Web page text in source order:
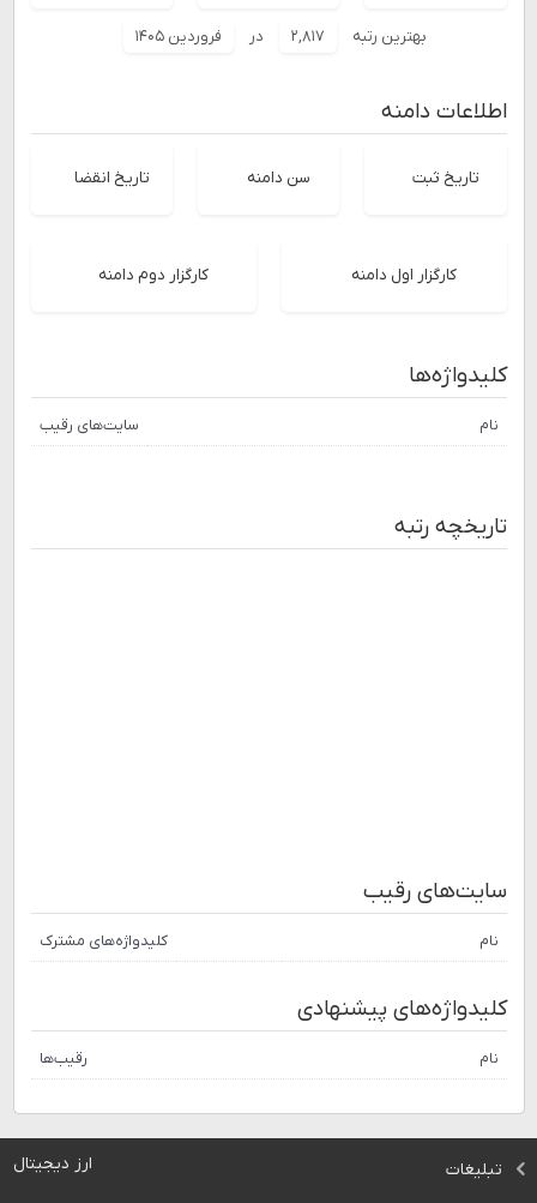
بهترین رتبه ۲,۸۱۷ در فروردین ۱۴۰۵
اطلاعات دامنه
تاریخ ثبت سن دامنه تاریخ انقضا
کارگزار اول دامنه کارگزار دوم دامنه
کلیدواژه‌ها
نام سایت‌های رقیب
تاریخچه رتبه
سایت‌های رقیب
نام کلیدواژه‌های مشترک
کلیدواژه‌های پیشنهادی
نام رقیب‌ها
ارز دیجیتال
تبلیغات